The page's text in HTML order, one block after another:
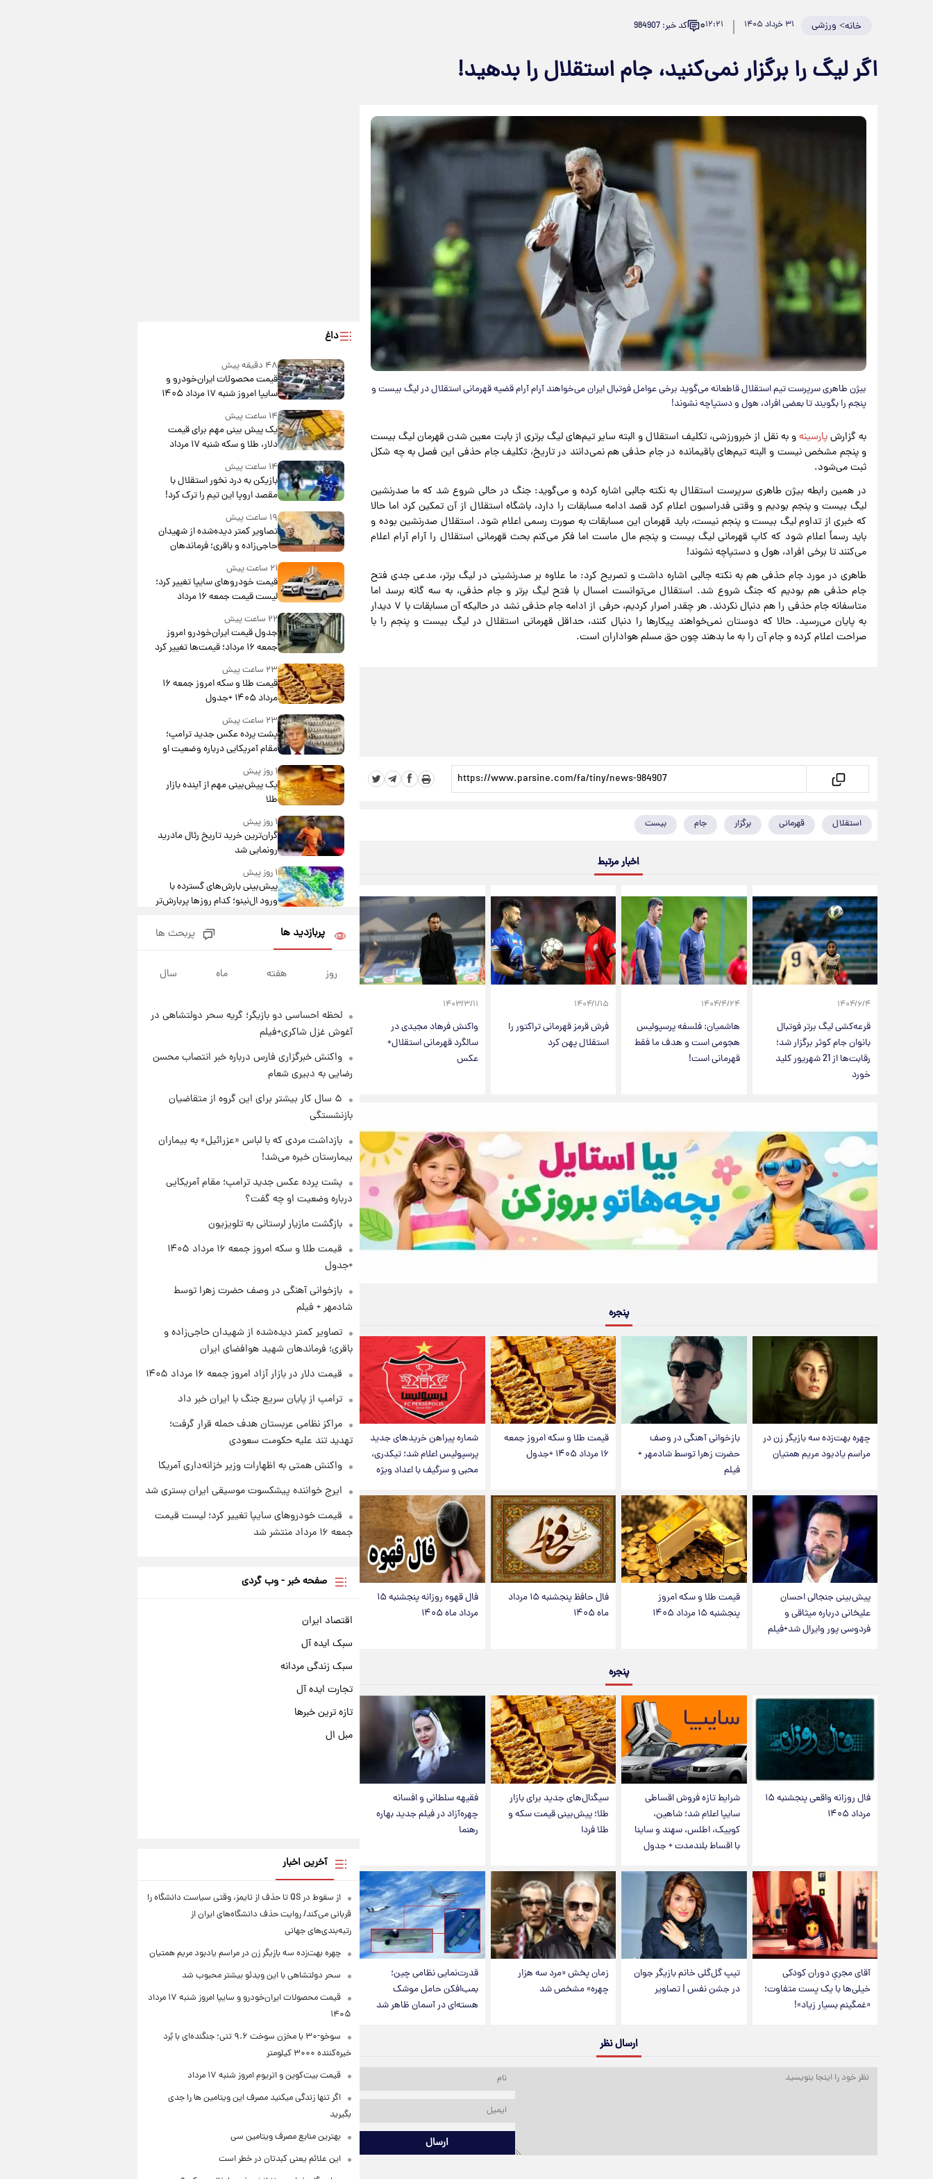
خانه> ورزشی ۳۱ خرداد ۱۴۰۵ ۱۲:۲۱۰ کد خبر: 984907
اگر لیگ را برگزار نمی‌کنید، جام استقلال را بدهید!
بیژن طاهری سرپرست تیم استقلال قاطعانه می‌گوید برخی عوامل فوتبال ایران می‌خواهند آرام آرام قضیه قهرمانی استقلال در لیگ بیست و
پنجم را بگویند تا بعضی افراد، هول و دستپاچه نشوند!
به گزارشپارسینهو به نقل از خبرورزشی، تکلیف استقلال و البته سایر تیم‌های لیگ برتری از بابت معین شدن قهرمان لیگ بیست
و پنجم مشخص نیست و البته تیم‌های باقیمانده در جام حذفی هم نمی‌دانند در تاریخ، تکلیف جام حذفی این فصل به چه شکل
ثبت می‌شود.
در همین رابطه بیژن طاهری سرپرست استقلال به نکته جالبی اشاره کرده و می‌گوید: جنگ در حالی شروع شد که ما صدرنشین
لیگ بیست و پنجم بودیم و وقتی فدراسیون اعلام کرد قصد ادامه مسابقات را دارد، باشگاه استقلال از آن تمکین کرد اما حالا
که خبری از تداوم لیگ بیست و پنجم نیست، باید قهرمان این مسابقات به صورت رسمی اعلام شود. استقلال صدرنشین بوده و
باید رسماً اعلام شود که کاپ قهرمانی لیگ بیست و پنجم مال ماست اما فکر می‌کنم بحث قهرمانی استقلال را آرام آرام اعلام
می‌کنند تا برخی افراد، هول و دستپاچه نشوند!
طاهری در مورد جام حذفی هم به نکته جالبی اشاره داشت و تصریح کرد: ما علاوه بر صدرنشینی در لیگ برتر، مدعی جدی فتح
جام حذفی هم بودیم که جنگ شروع شد. استقلال می‌توانست امسال با فتح لیگ برتر و جام حذفی، به سه گانه برسد اما
متاسفانه جام حذفی را هم دنبال نکردند. هر چقدر اصرار کردیم، حرفی از ادامه جام حذفی نشد در حالیکه آن مسابقات با ۷ دیدار
به پایان می‌رسید. حالا که دوستان نمی‌خواهند پیکارها را دنبال کنند، حداقل قهرمانی استقلال در لیگ بیست و پنجم را با
صراحت اعلام کرده و جام آن را به ما بدهند چون حق مسلم هواداران است.
استقلال قهرمانی برگزار جام بیست
اخبار مرتبط
۱۴۰۴/۶/۴
قرعه‌کشی لیگ برتر فوتبال
بانوان جام کوثر برگزار شد؛
رقابت‌ها از 21 شهریور کلید
خورد
۱۴۰۴/۴/۲۴
هاشمیان: فلسفه پرسپولیس
هجومی است و هدف ما فقط
قهرمانی است!
۱۴۰۴/۱/۱۵
فرش قرمز قهرمانی تراکتور را
استقلال پهن کرد
۱۴۰۳/۳/۱۱
واکنش فرهاد مجیدی در
سالگرد قهرمانی استقلال+
عکس
پنجره
چهره بهت‌زده سه بازیگر زن در
مراسم یادبود مریم همتیان
بازخوانی آهنگی در وصف
حضرت زهرا توسط شادمهر +
فیلم
قیمت طلا و سکه امروز جمعه
۱۶ مرداد ۱۴۰۵ +جدول
شماره پیراهن خریدهای جدید
پرسپولیس اعلام شد؛ تیکدری،
محبی و سرگیف با اعداد ویژه
پیش‌بینی جنجالی احسان
علیخانی درباره میثاقی و
فردوسی پور وایرال شد+فیلم
قیمت طلا و سکه امروز
پنجشنبه ۱۵ مرداد ۱۴۰۵
فال حافظ پنجشنبه ۱۵ مرداد
ماه ۱۴۰۵
فال قهوه روزانه پنجشنبه ۱۵
مرداد ماه ۱۴۰۵
پنجره
فال روزانه واقعی پنجشنبه ۱۵
مرداد ۱۴۰۵
شرایط تازه فروش اقساطی
سایپا اعلام شد؛ شاهین،
کوییک، اطلس، سهند و ساینا
با اقساط بلندمدت + جدول
سیگنال‌های جدید برای بازار
طلا؛ پیش‌بینی قیمت سکه و
طلا فردا
فقیهه سلطانی و افسانه
چهره‌آزاد در فیلم جدید بهاره
رهنما
آقای مجریِ دوران کودکی
خیلی‌ها با یک پست متفاوت؛
«غمگینم بسیار زیاد»!
تیپ گل‌گلی خانم بازیگر جوان
در جشن نفس | تصاویر
زمان پخش «مرد سه هزار
چهره» مشخص شد
قدرت‌نمایی نظامی چین؛
بمب‌افکن حامل موشک
هسته‌ای در آسمان ظاهر شد
ارسال نظر
ارسال
داغ
۴۸ دقیقه پیش
قیمت محصولات ایران‌خودرو و
سایپا امروز شنبه ۱۷ مرداد ۱۴۰۵
۱۴ ساعت پیش
یک پیش ‌بینی مهم برای قیمت
دلار، طلا و سکه شنبه ۱۷ مرداد
۱۴۰۵
۱۴ ساعت پیش
بازیکن به درد نخور استقلال با
مقصد اروپا این تیم را ترک کرد!
۱۹ ساعت پیش
تصاویر کمتر دیده‌شده از شهیدان
حاجی‌زاده و باقری؛ فرماندهان
شهید هوافضای ایران
۲۱ ساعت پیش
قیمت خودروهای سایپا تغییر کرد؛
لیست قیمت جمعه ۱۶ مرداد
۲۲ ساعت پیش
جدول قیمت ایران‌خودرو امروز
جمعه ۱۶ مرداد؛ قیمت‌ها تغییر کرد
۲۳ ساعت پیش
قیمت طلا و سکه امروز جمعه ۱۶
مرداد ۱۴۰۵ +جدول
۲۳ ساعت پیش
پشت پرده عکس جدید ترامپ؛
مقام آمریکایی درباره وضعیت او
چه گفت؟
۱ روز پیش
یک پیش‌بینی مهم از آینده بازار
طلا
۱ روز پیش
گران‌ترین خرید تاریخ رئال مادرید
رونمایی شد
۱ روز پیش
پیش‌بینی بارش‌های گسترده با
ورود ال‌نینو؛ کدام روزها پربارش‌تر
شماره پیراهن خریدهای جدید
پرسپولیس اعلام شد؛ تیکدری،
محبی و سرگیف با اعداد ویژه
۱ روز پیش
۱ روز پیش
تغییر تند قیمت محصولات
ایران‌خودرو و سایپا امروز پنجشنبه
۱۵ مرداد ۱۴۰۵ +جدول
۱ روز پیش
قیمت طلا و سکه امروز پنجشنبه
۱۵ مرداد ۱۴۰۵
پربازدید ها پربحث ها
روز هفته ماه سال
لحظه احساسی دو بازیگر؛ گریه سحر دولتشاهی در
آغوش غزل شاکری+فیلم
واکنش خبرگزاری فارس درباره خبر انتصاب محسن
رضایی به دبیری شعام
۵ سال کار بیشتر برای این گروه از متقاضیان
بازنشستگی
بازداشت مردی که با لباس «عزرائیل» به بیماران
بیمارستان خیره می‌شد!
پشت پرده عکس جدید ترامپ؛ مقام آمریکایی
درباره وضعیت او چه گفت؟
بازگشت مازیار لرستانی به تلویزیون
قیمت طلا و سکه امروز جمعه ۱۶ مرداد ۱۴۰۵
+جدول
بازخوانی آهنگی در وصف حضرت زهرا توسط
شادمهر + فیلم
تصاویر کمتر دیده‌شده از شهیدان حاجی‌زاده و
باقری؛ فرماندهان شهید هوافضای ایران
قیمت دلار در بازار آزاد امروز جمعه ۱۶ مرداد ۱۴۰۵
ترامپ از پایان سریع جنگ با ایران خبر داد
مراکز نظامی عربستان هدف حمله قرار گرفت؛
تهدید تند علیه حکومت سعودی
واکنش همتی به اظهارات وزیر خزانه‌داری آمریکا
ایرج خواننده پیشکسوت موسیقی ایران بستری شد
قیمت خودروهای سایپا تغییر کرد؛ لیست قیمت
جمعه ۱۶ مرداد منتشر شد
صفحه خبر - وب گردی
اقتصاد ایران
سبک ایده آل
سبک زندگی مردانه
تجارت ایده آل
تازه ترین خبرها
مبل ال
آخرین اخبار
از سقوط در QS تا حذف از تایمز، وقتی سیاست دانشگاه را
قربانی می‌کند/ روایت حذف دانشگاه‌های ایران از
رتبه‌بندی‌های جهانی
چهره بهت‌زده سه بازیگر زن در مراسم یادبود مریم همتیان
سحر دولتشاهی با این ویدئو بیشتر محبوب شد
قیمت محصولات ایران‌خودرو و سایپا امروز شنبه ۱۷ مرداد
۱۴۰۵
سوخو-۳۰ با مخزن سوخت ۹.۶ تنی؛ جنگنده‌ای با بُرد
خیره‌کننده ۳۰۰۰ کیلومتر
قیمت بیت‌کوین و اتریوم امروز شنبه ۱۷ مرداد
اگر تنها زندگی میکنید مصرف این ویتامین ها را جدی
بگیرید
بهترین منابع مصرف ویتامین سی
این علائم یعنی کبدتان در خطر است